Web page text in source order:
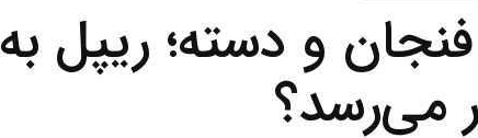
و دسته؛ ریپل به